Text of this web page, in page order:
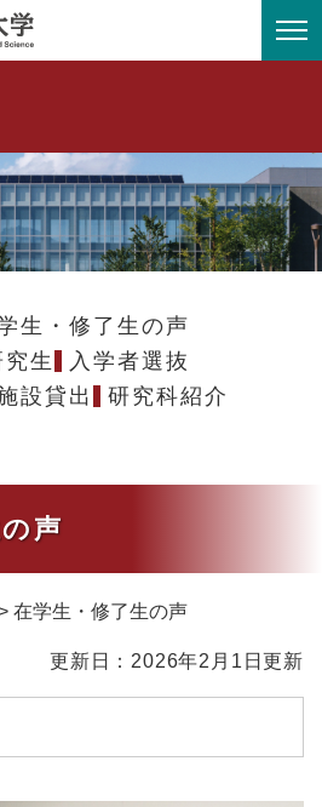
を飛ばして本文へ
生・修了生の声
生
入学者選抜
設貸出
研究科紹介
声
在学生・修了生の声
更新日：2026年2月1日更新